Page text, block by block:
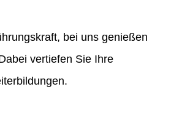
bei uns genießen
vertiefen Sie Ihre